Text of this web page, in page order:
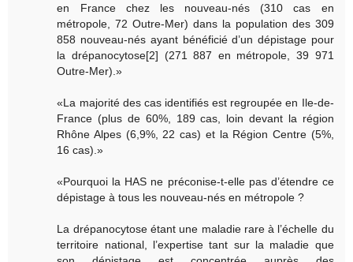
en France chez les nouveau-nés (310 cas en
métropole, 72 Outre-Mer) dans la population des 309
858 nouveau-nés ayant bénéficié d’un dépistage pour
la drépanocytose[2] (271 887 en métropole, 39 971
Outre-Mer).»
«La majorité des cas identifiés est regroupée en Ile-de-
France (plus de 60%, 189 cas, loin devant la région
Rhône Alpes (6,9%, 22 cas) et la Région Centre (5%,
16 cas).»
«Pourquoi la HAS ne préconise-t-elle pas d’étendre ce
dépistage à tous les nouveau-nés en métropole ?
La drépanocytose étant une maladie rare à l’échelle du
territoire national, l’expertise tant sur la maladie que